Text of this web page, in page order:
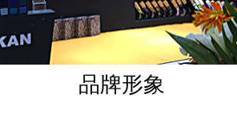
品牌形象